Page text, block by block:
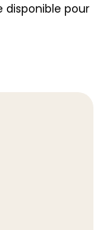
disponible pour